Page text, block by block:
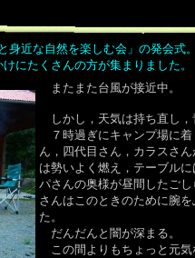
身近な自然を楽しむ会」の発会式
にたくさんの方が集まりました。
またまた台風が接近中。
しかし，天気は持ち直し，
７時過ぎにキャンプ場に着
ん，四代目さん，カラスさ
は勢いよく燃え，テーブル
パさんの奥様が昼間したご
さんはこのときのために腕
た。
だんだんと闇が深まる。
この間よりもちょっと元気